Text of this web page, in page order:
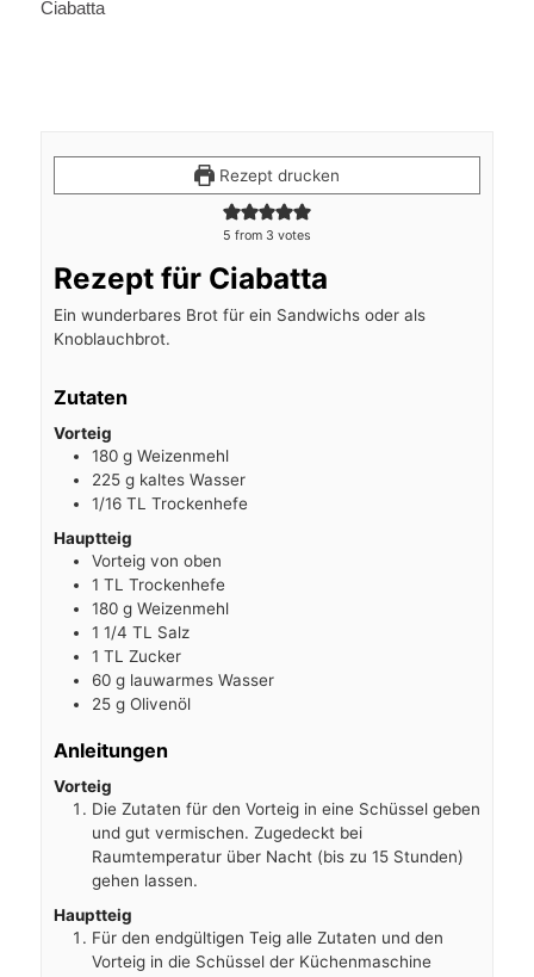
Ciabatta
Rezept drucken
5 from 3 votes
Rezept für Ciabatta
Ein wunderbares Brot für ein Sandwichs oder als
Knoblauchbrot.
Zutaten
Vorteig
180 g Weizenmehl
225 g kaltes Wasser
1/16 TL Trockenhefe
Hauptteig
Vorteig von oben
1 TL Trockenhefe
180 g Weizenmehl
1 1/4 TL Salz
1 TL Zucker
60 g lauwarmes Wasser
25 g Olivenöl
Anleitungen
Vorteig
Die Zutaten für den Vorteig in eine Schüssel geben
und gut vermischen. Zugedeckt bei
Raumtemperatur über Nacht (bis zu 15 Stunden)
gehen lassen.
Hauptteig
Für den endgültigen Teig alle Zutaten und den
Vorteig in die Schüssel der Küchenmaschine